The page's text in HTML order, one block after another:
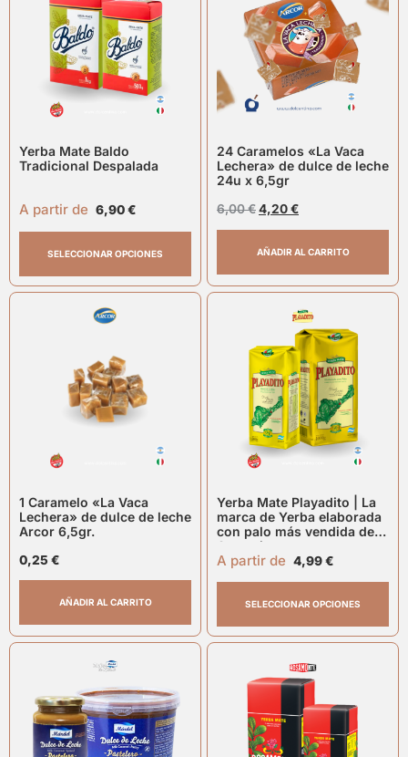
Yerba Mate Baldo
Tradicional Despalada
A partir de 6,90€
SELECCIONAR OPCIONES
24 Caramelos «La Vaca
Lechera» de dulce de leche
24u x 6,5gr
6,00€4,20€
AÑADIR AL CARRITO
1 Caramelo «La Vaca
Lechera» de dulce de leche
Arcor 6,5gr.
0,25 €
AÑADIR AL CARRITO
Yerba Mate Playadito | La
marca de Yerba elaborada
con palo más vendida de
Argentina
A partir de 4,99€
SELECCIONAR OPCIONES